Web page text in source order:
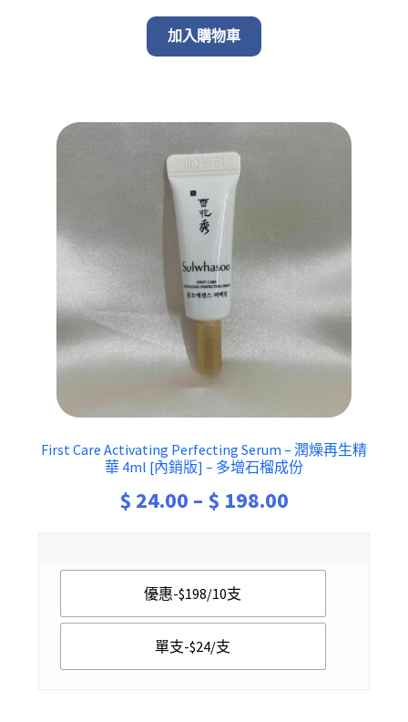
加入購物車
First Care Activating Perfecting Serum – 潤燥再生精
華 4ml [內銷版] – 多增石榴成份
$ 24.00 – $ 198.00
$ 24.00
優惠-$198/10支
單支-$24/支